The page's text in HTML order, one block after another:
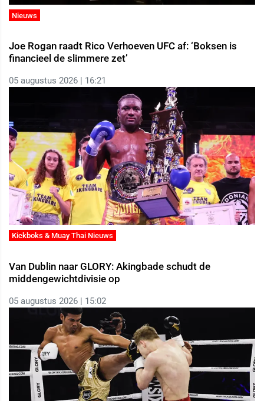
Nieuws
Joe Rogan raadt Rico Verhoeven UFC af: ‘Boksen is
financieel de slimmere zet’
05 augustus 2026 | 16:21
Kickboks & Muay Thai Nieuws
Van Dublin naar GLORY: Akingbade schudt de
middengewichtdivisie op
05 augustus 2026 | 15:02